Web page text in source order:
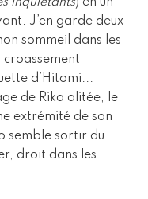
J’en garde deux
sommeil dans les
croassement
d’Hitomi...
de Rika alitée, le
extrémité de son
semble sortir du
droit dans les